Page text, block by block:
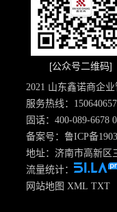
[公众号二维码]
2021 山东鑫诺商企业
服务热线：
固话：400-089-6678
备案号：鲁ICP备
地址：济南市高新区
流量统计：
网站地图 XML TXT